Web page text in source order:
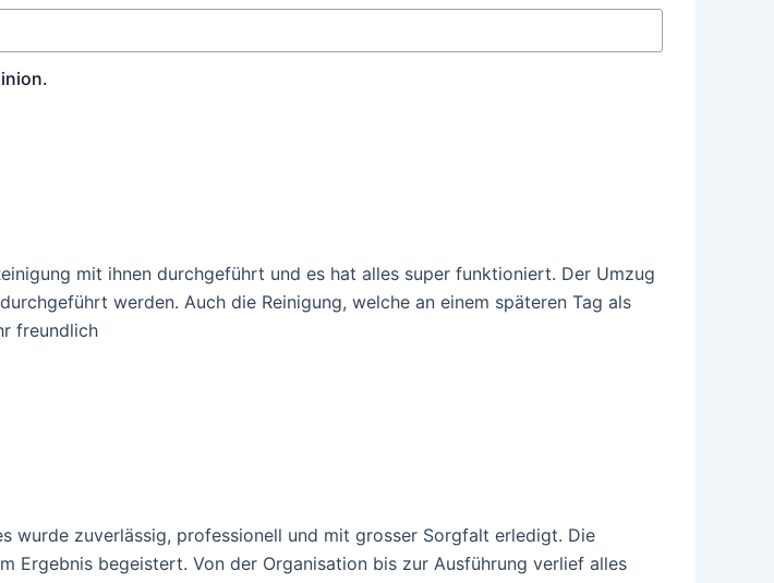
mit ihnen durchgeführt und es hat alles super funktioniert. Der Umzug
werden. Auch die Reinigung, welche an einem späteren Tag als
freundlich
wurde zuverlässig, professionell und mit grosser Sorgfalt erledigt. Die
Ergebnis begeistert. Von der Organisation bis zur Ausführung verlief alles